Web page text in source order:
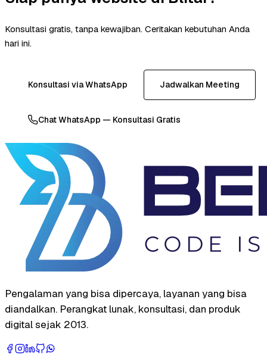
Konsultasi gratis, tanpa kewajiban. Ceritakan kebutuhan Anda
hari ini.
Konsultasi via WhatsApp Jadwalkan Meeting
Chat WhatsApp — Konsultasi Gratis
Pengalaman yang bisa dipercaya, layanan yang bisa
diandalkan. Perangkat lunak, konsultasi, dan produk
digital sejak 2013.